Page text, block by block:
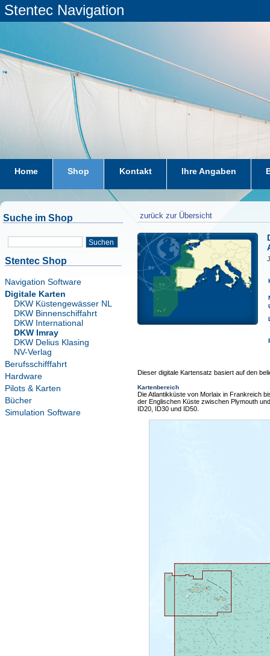
Stentec Navigation
Home Shop Kontakt Ihre Angaben
Suche im Shop
Suchen
Stentec Shop
Navigation Software
Digitale Karten
DKW Küstengewässer NL
DKW Binnenschiffahrt
DKW International
DKW Imray
DKW Delius Klasing
NV-Verlag
Berufsschifffahrt
Hardware
Pilots & Karten
Bücher
Simulation Software
zurück zur Übersicht
Dieser digitale Kartensatz basiert auf den
Kartenbereich
Die Atlantikküste von Morlaix in Frankreich
der Englischen Küste zwischen Plymouth
ID20, ID30 und ID50.